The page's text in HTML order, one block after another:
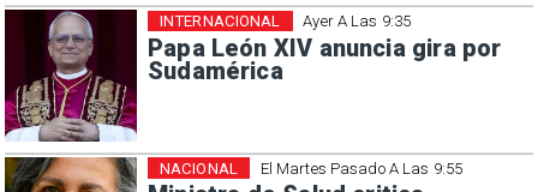
Ayer A Las 9:35
Papa León XIV anuncia gira por
Sudamérica
INTERNACIONAL
El Martes Pasado A Las 9:55
NACIONAL